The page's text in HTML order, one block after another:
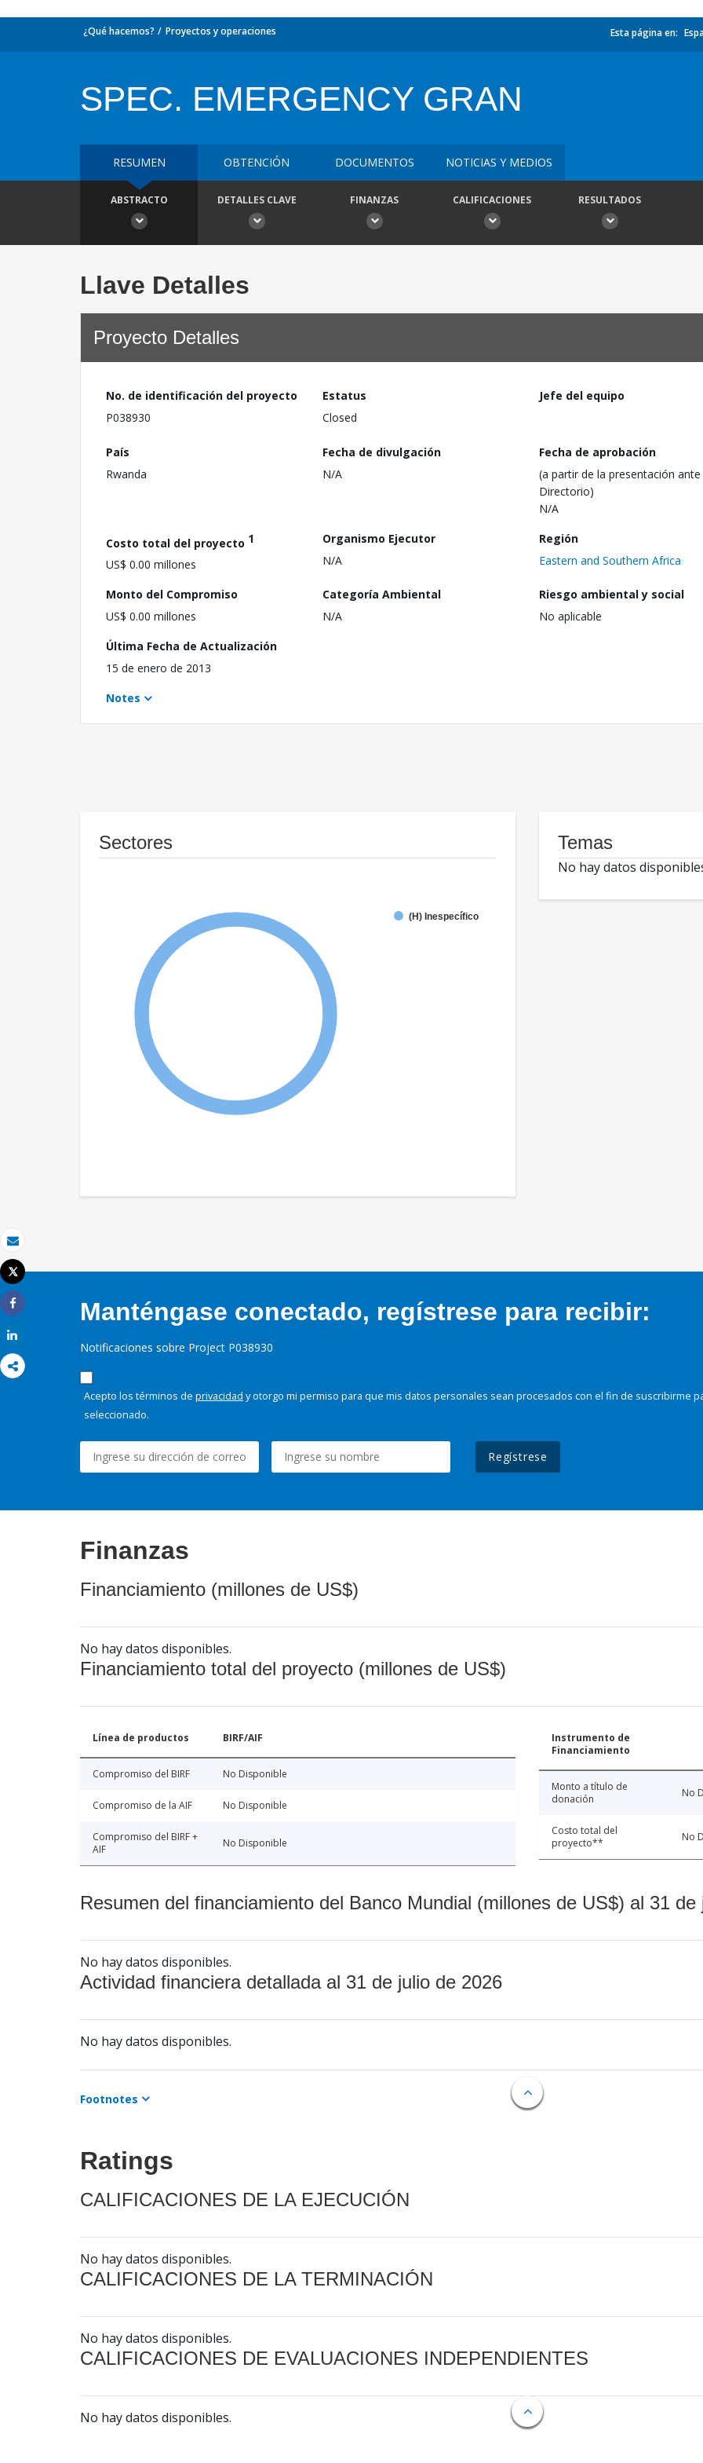
Correo electrónico
Imprimir
Tweet
Share
¿Qué hacemos? Proyectos y operaciones Esta página en:
SPEC. EMERGENCY GRAN
RESUMEN OBTENCIÓN DOCUMENTOS NOTICIAS Y MEDIOS
ABSTRACTO DETALLES CLAVE FINANZAS CALIFICACIONES RESULTADOS
Llave Detalles
Proyecto Detalles
No. de identificación del proyecto
P038930
Estatus
Closed
Jefe del equipo
País
Rwanda
Fecha de divulgación
N/A
Fecha de aprobación
(a partir de la presentación ante
Directorio)
N/A
Costo total del proyecto 1
US$ 0.00 millones
Organismo Ejecutor
N/A
Región
Eastern and Southern Africa
Monto del Compromiso
US$ 0.00 millones
Categoría Ambiental
N/A
Riesgo ambiental y social
No aplicable
Última Fecha de Actualización
15 de enero de 2013
Notes
Sectores
(H) Inespecífico
Temas
No hay datos
Manténgase conectado, regístrese para recibir:
Notificaciones sobre Project P038930
Acepto los términos de privacidad y otorgo mi permiso para que mis datos personales sean procesados con el fin de suscribirme
seleccionado.
Regístrese
Finanzas
Financiamiento (millones de US$)
No hay datos disponibles.
Financiamiento total del proyecto (millones de US$)
Línea de productos BIRF/AIF
Compromiso del BIRF No Disponible
Compromiso de la AIF No Disponible
Compromiso del BIRF +
AIF
No Disponible
Instrumento de
Financiamiento
Monto a título de
donación
No
Costo total del
proyecto**
No
Resumen del financiamiento del Banco Mundial (millones de US$) al 31 de
No hay datos disponibles.
Actividad financiera detallada al 31 de julio de 2026
No hay datos disponibles.
Footnotes
Ratings
CALIFICACIONES DE LA EJECUCIÓN
No hay datos disponibles.
CALIFICACIONES DE LA TERMINACIÓN
No hay datos disponibles.
CALIFICACIONES DE EVALUACIONES INDEPENDIENTES
No hay datos disponibles.